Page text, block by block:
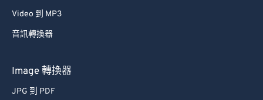
Video 到 MP3
音訊轉換器
Image 轉換器
JPG 到 PDF